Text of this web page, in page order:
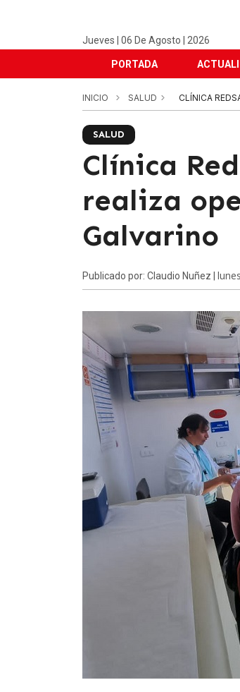
Jueves | 06 De Agosto | 2026
PORTADA
INICIO SALUD CLÍNICA
SALUD
Clínica
realiza
Galvarino
Publicado por: Claudio Nuñez |